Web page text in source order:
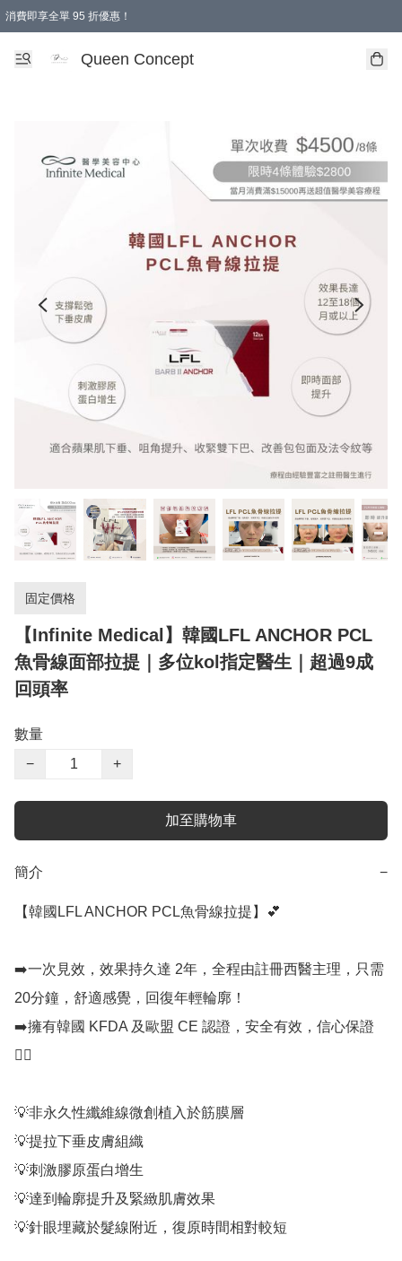
消費即享全單 95 折優惠！
Queen Concept
固定價格
【Infinite Medical】韓國LFL ANCHOR PCL
魚骨線面部拉提｜多位kol指定醫生｜超過9成
回頭率
數量
−
+
加至購物車
簡介 −
【韓國LFL ANCHOR PCL魚骨線拉提】💕
➡️一次見效，效果持久達 2年，全程由註冊西醫主理，只需
20分鐘，舒適感覺，回復年輕輪廓！
➡️擁有韓國 KFDA 及歐盟 CE 認證，安全有效，信心保證
👍🏻
💡非永久性纖維線微創植入於筋膜層
💡提拉下垂皮膚組織
💡刺激膠原蛋白增生
💡達到輪廓提升及緊緻肌膚效果
💡針眼埋藏於髮線附近，復原時間相對較短